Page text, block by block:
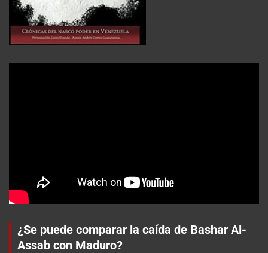
¿Se puede comparar la caída de Bashar Al-
Assab con Maduro?